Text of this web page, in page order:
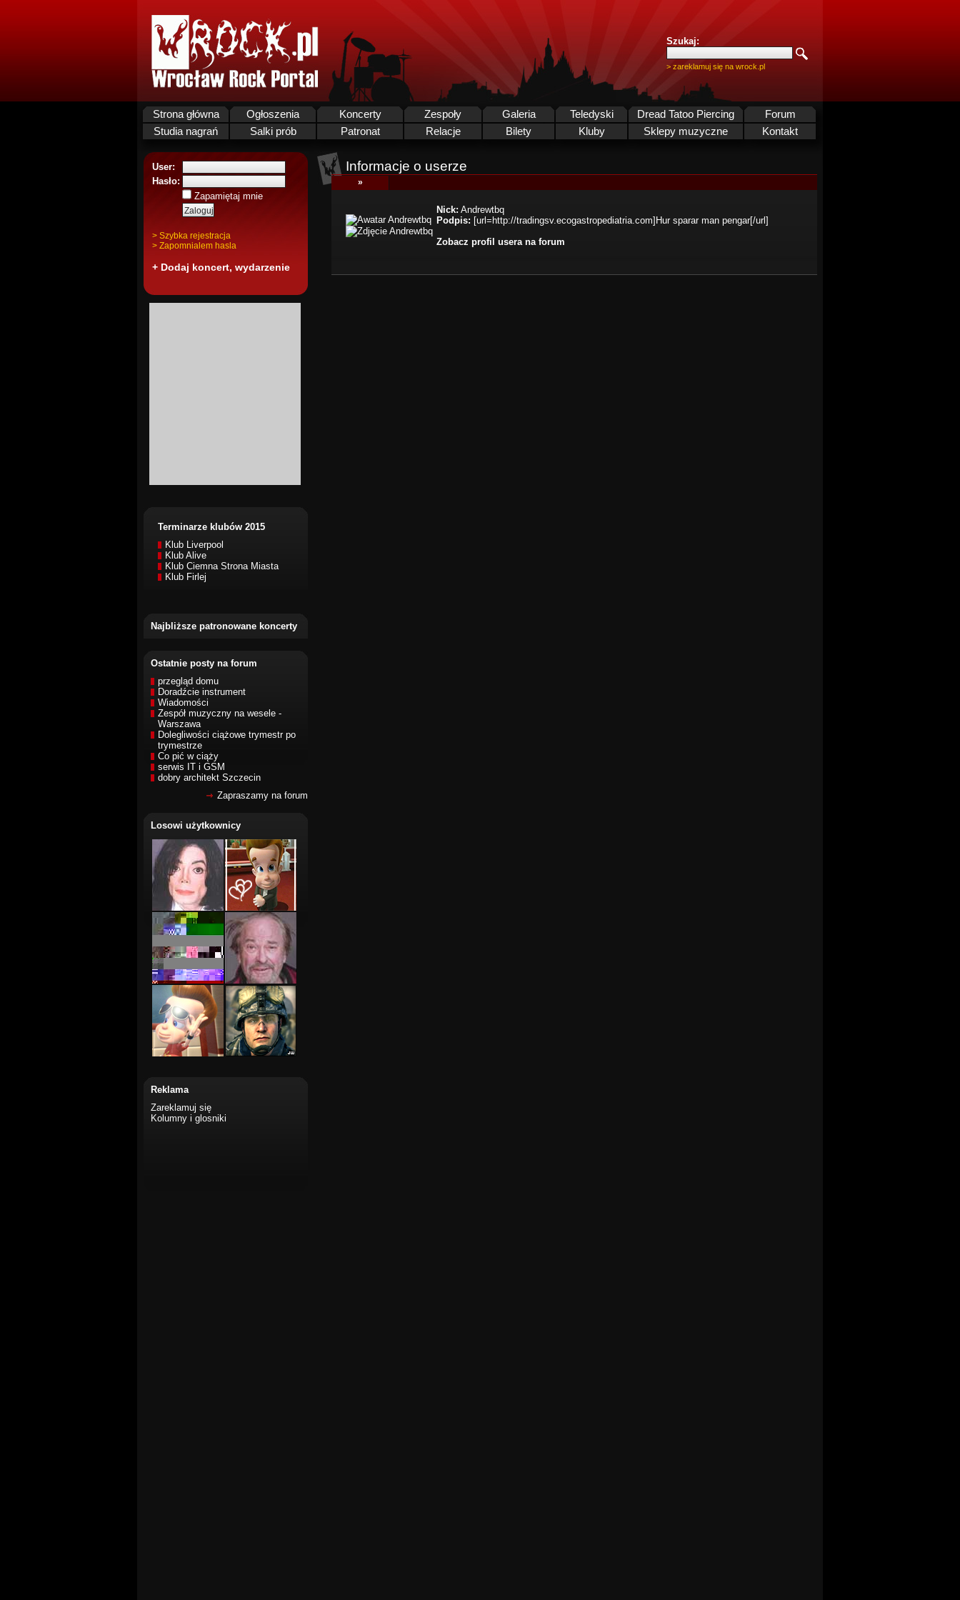
Szukaj:
> zareklamuj się na wrock.pl
Strona główna Ogłoszenia Koncerty Zespoły Galeria Teledyski Dread Tatoo Piercing
Forum
Studia nagrań
Salki prób Patronat Relacje Bilety Kluby Sklepy muzyczne Kontakt
User:
Hasło:
Zapamiętaj mnie
> Szybka rejestracja
> Zapomnialem hasla
+ Dodaj koncert, wydarzenie
Terminarze klubów 2015
Klub Liverpool
Klub Alive
Klub Ciemna Strona Miasta
Klub Firlej
Najbliższe patronowane koncerty
Ostatnie posty na forum
przegląd domu
Doradźcie instrument
Wiadomości
Zespół muzyczny na wesele -
Warszawa
Dolegliwości ciążowe trymestr po
trymestrze
Co pić w ciąży
serwis IT i GSM
dobry architekt Szczecin
Zapraszamy na forum
Losowi użytkownicy
Reklama
Zareklamuj się
Kolumny i glosniki
Informacje o userze
»
Nick: Andrewtbq
Podpis: [url=http://tradingsv.ecogastropediatria.com]Hur sparar man pengar[/url]
Zobacz profil usera na forum